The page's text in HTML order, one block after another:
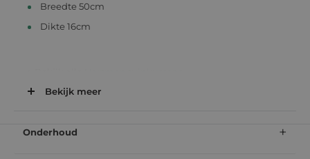
Breedte 50cm
Dikte 16cm
> Bekijk allesierkussens
Bekijk meer
Onderhoud +